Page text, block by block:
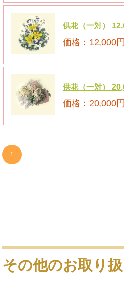
供花（一対）
12,000
供花（一対）
20,000
1
その他のお取り